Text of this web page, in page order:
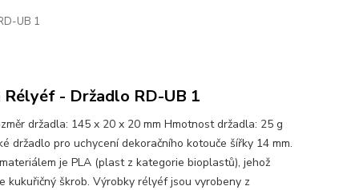
UB 1
Rélyéf - Držadlo RD-UB 1
držadla: 145 x 20 x 20 mm Hmotnost držadla: 25 g
držadlo pro uchycení dekoračního kotouče šířky 14 mm.
je PLA (plast z kategorie bioplastů), jehož
kukuřičný škrob. Výrobky rélyéf jsou vyrobeny z